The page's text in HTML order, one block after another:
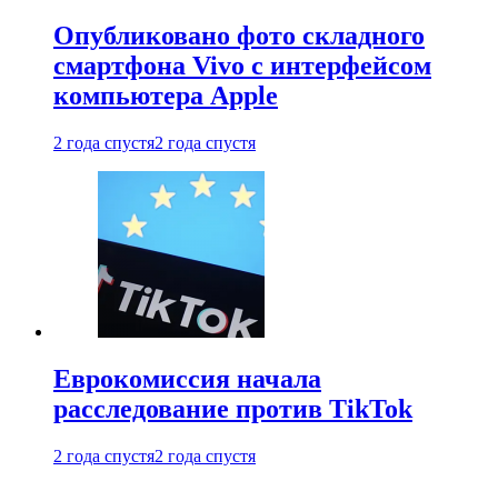
Опубликовано фото складного
смартфона Vivo с интерфейсом
компьютера Apple
2 года спустя2 года спустя
Еврокомиссия начала
расследование против TikTok
2 года спустя2 года спустя